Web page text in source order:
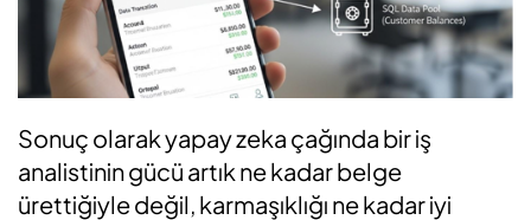
Sonuç olarak yapay zeka çağında bir iş
analistinin gücü artık ne kadar belge
ürettiğiyle değil, karmaşıklığı ne kadar iyi